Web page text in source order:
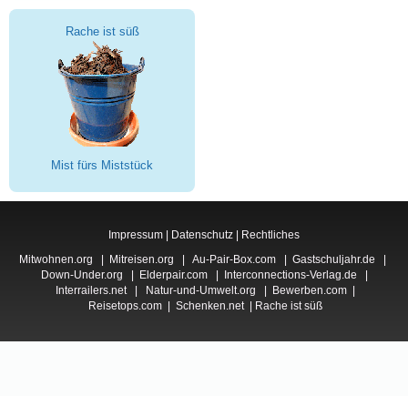
Rache ist süß
Mist fürs Miststück
Impressum Datenschutz
Rechtliches
Mitwohnen.org
Mitreisen.org Au-Pair-Box.com Gastschuljahr.de
Down-Under.org
Elderpair.com| Interconnections-Verlag.de
Interrailers.net| Natur-und-Umwelt.org Bewerben.com
Reisetops.com
Schenken.net| Rache ist süß